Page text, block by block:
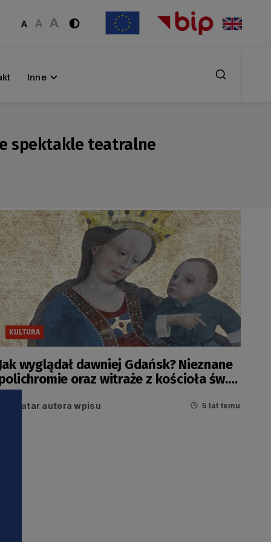
Inne
spektakle teatralne
KULTURA
wyglądał dawniej Gdańsk? Nieznane
oraz witraże z kościoła św.
5 lat temu